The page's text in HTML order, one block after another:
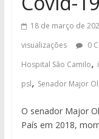
18 de março de
visualizações
0
Hospital São Camilo,
psl, Senador Major
O senador Major
País em 2018,